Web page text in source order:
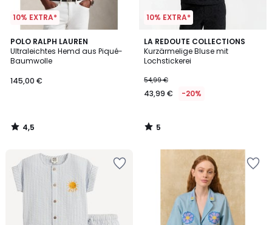
10% EXTRA*
POLO RALPH LAUREN
Ultraleichtes Hemd aus Piqué-
Baumwolle
145,00 €
4,5
/ 5
4,5
/
10% EXTRA*
LA REDOUTE COLLECTIONS
Kurzärmelige Bluse mit
Lochstickerei
54,99 €
43,99 € -20%
5
/
5
5
/